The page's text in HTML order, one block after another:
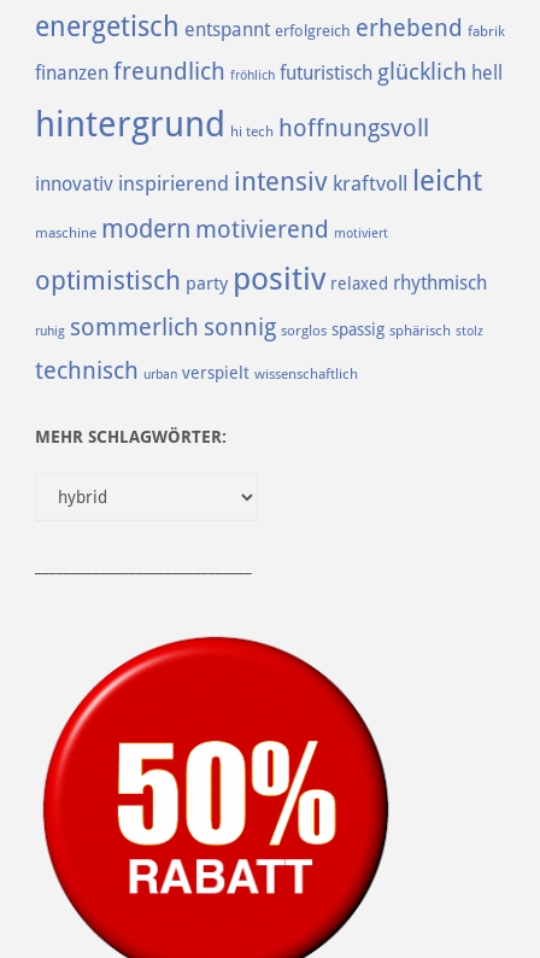
energetisch entspannt erfolgreich erhebend fabrik
finanzen freundlich fröhlich futuristisch glücklich hell
hintergrund hi tech hoffnungsvoll
innovativ inspirierend intensiv kraftvoll leicht
maschine modern motivierend motiviert
optimistisch party positiv relaxed rhythmisch
ruhig sommerlich sonnig sorglos spassig sphärisch stolz
technisch urban verspielt wissenschaftlich
MEHR SCHLAGWÖRTER: